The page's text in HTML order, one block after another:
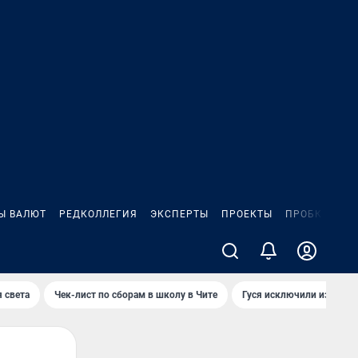
ВАЛЮТ РЕДКОЛЛЕГИЯ ЭКСПЕРТЫ ПРОЕКТЫ ПРОБКИ
света Чек-лист по сборам в школу в Чите Гуся исключили из